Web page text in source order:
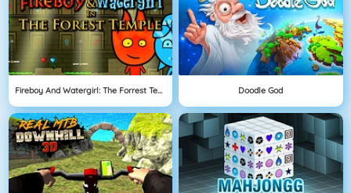
Fireboy And Watergirl: The Forrest Temple Doodle God